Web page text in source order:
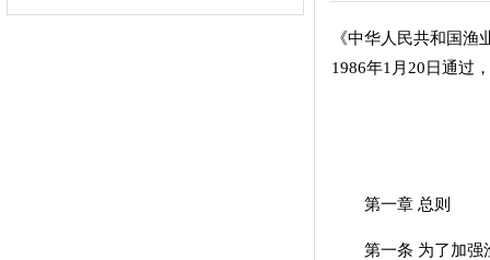
《中华人民共和国
1986年1月20日通过
第一章 总则
第一条 为了加强渔